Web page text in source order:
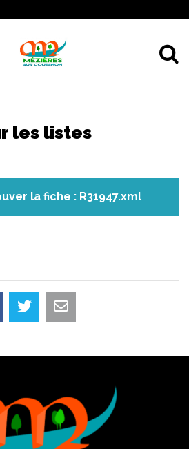
les listes
la fiche : R31947.xml